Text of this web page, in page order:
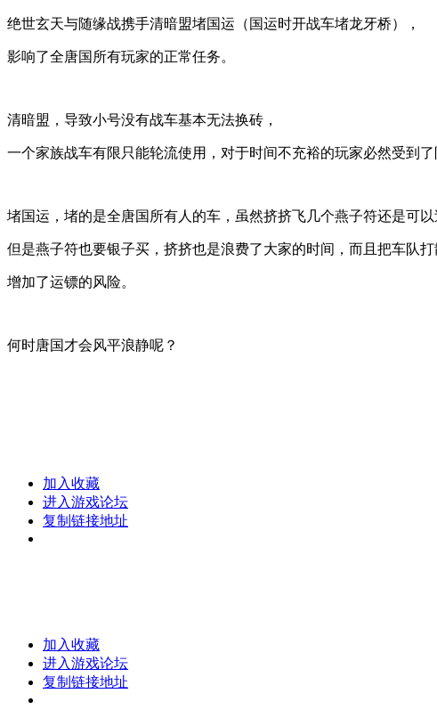
绝世玄天与随缘战携手清暗盟堵国运（国运时开战车堵龙牙桥），
影响了全唐国所有玩家的正常任务。
清暗盟，导致小号没有战车基本无法换砖，
一个家族战车有限只能轮流使用，对于时间不充裕的玩家必然受到了
堵国运，堵的是全唐国所有人的车，虽然挤挤飞几个燕子符还是可以
但是燕子符也要银子买，挤挤也是浪费了大家的时间，而且把车队打
增加了运镖的风险。
何时唐国才会风平浪静呢？
加入收藏
进入游戏论坛
复制链接地址
加入收藏
进入游戏论坛
复制链接地址